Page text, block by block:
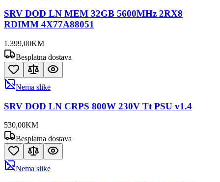
SRV DOD LN MEM 32GB 5600MHz 2RX8
RDIMM 4X77A88051
1.399,00KM
Besplatna dostava
Nema slike
SRV DOD LN CRPS 800W 230V Tt PSU v1.4
530,00KM
Besplatna dostava
Nema slike